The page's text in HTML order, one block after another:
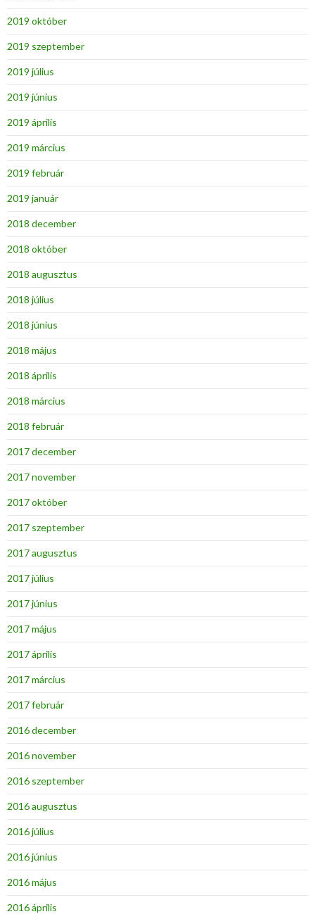
2019 október
2019 szeptember
2019 július
2019 június
2019 április
2019 március
2019 február
2019 január
2018 december
2018 október
2018 augusztus
2018 július
2018 június
2018 május
2018 április
2018 március
2018 február
2017 december
2017 november
2017 október
2017 szeptember
2017 augusztus
2017 július
2017 június
2017 május
2017 április
2017 március
2017 február
2016 december
2016 november
2016 szeptember
2016 augusztus
2016 július
2016 június
2016 május
2016 április